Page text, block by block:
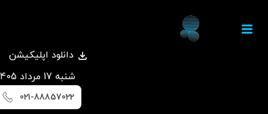
دانلود اپلیکیشن
شنبه 17 مرداد 1405
021-88857022